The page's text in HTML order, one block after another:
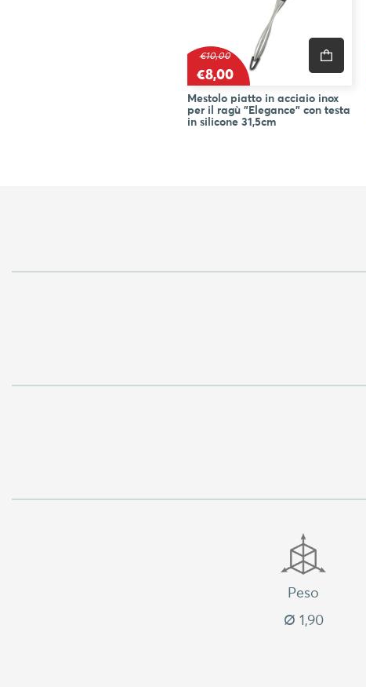
€10,00
€8,00
Mestolo piatto in acciaio inox
per il ragù "Elegance" con testa
in silicone 31,5cm
Peso
Ø 1,90